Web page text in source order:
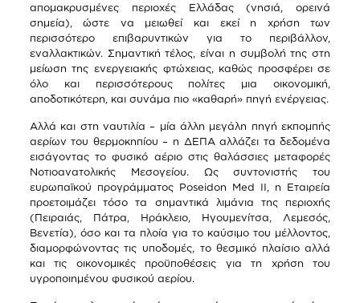
απομακρυσμένες περιοχές Ελλάδας (νησιά, ορεινά
σημεία), ώστε να μειωθεί και εκεί η χρήση των
περισσότερο επιβαρυντικών για το περιβάλλον,
εναλλακτικών. Σημαντική τέλος, είναι η συμβολή της στη
μείωση της ενεργειακής φτώχειας, καθώς προσφέρει σε
όλο και περισσότερους πολίτες μια οικονομική,
αποδοτικότερη, και συνάμα πιο «καθαρή» πηγή ενέργειας.
Αλλά και στη ναυτιλία – μία άλλη μεγάλη πηγή εκπομπής
αερίων του θερμοκηπίου – η ΔΕΠΑ αλλάζει τα δεδομένα
εισάγοντας το φυσικό αέριο στις θαλάσσιες μεταφορές
Νοτιοανατολικής Μεσογείου. Ως συντονιστής του
ευρωπαϊκού προγράμματος Poseidon Med II , η Εταιρεία
προετοιμάζει τόσο τα σημαντικά λιμάνια της περιοχής
(Πειραιάς, Πάτρα, Ηράκλειο, Ηγουμενίτσα, Λεμεσός,
Βενετία), όσο και τα πλοία για το καύσιμο του μέλλοντος,
διαμορφώνοντας τις υποδομές, το θεσμικό πλαίσιο αλλά
και τις οικονομικές προϋποθέσεις για τη χρήση του
υγροποιημένου φυσικού αερίου.